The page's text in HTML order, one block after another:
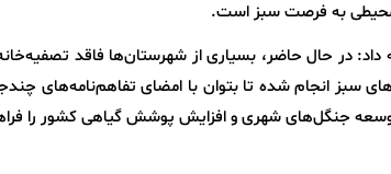
به فرصت سبز است.
داد: در حال حاضر، بسیاری از شهرستان‌ها فاقد
سبز انجام شده تا بتوان با امضای تفاهم‌نامه‌های
جنگل‌های شهری و افزایش پوشش گیاهی کشور را